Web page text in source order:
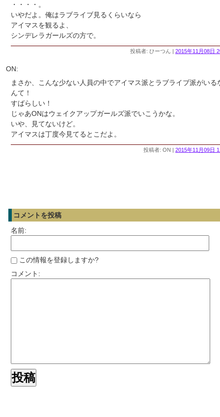
・・・・。
いやだよ。俺はラブライブ見るくらいなら
アイマスを観るよ、
シンデレラガールズの方で。
投稿者: ひーつん | 2015年11月08日
ON:
まさか、こんな少ない人員の中でアイマス派とラブライブ派がいる
んて！
すばらしい！
じゃあONはウェイクアップガールズ派でいこうかな。
いや、見てないけど。
アイマスは丁度今見てるとこだよ。
投稿者: ON | 2015年11月09日
コメントを投稿
名前:
この情報を登録しますか?
コメント: